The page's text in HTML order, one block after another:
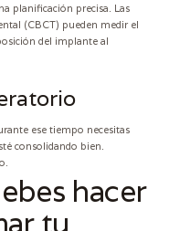
planificación precisa. Las
(CBCT) pueden medir el
del implante al
ese tiempo necesitas
consolidando bien.
hacer
tu